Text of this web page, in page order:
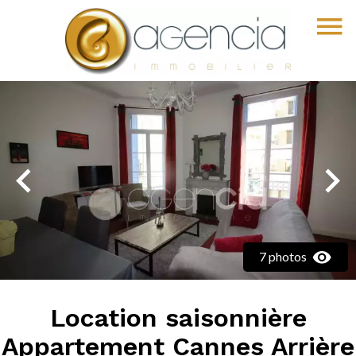
7 photos
Location saisonnière
Appartement Cannes Arrière